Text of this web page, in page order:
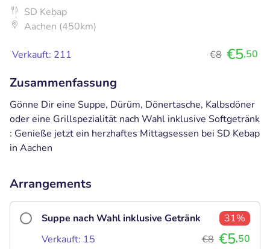
SD Kebap
Aachen (450km)
Verkauft: 211 €8 €5,50
Zusammenfassung
Gönne Dir eine Suppe, Dürüm, Dönertasche, Kalbsdöner
oder eine Grillspezialität nach Wahl inklusive Softgetränk
: Genieße jetzt ein herzhaftes Mittagsessen bei SD Kebap
in Aachen
Arrangements
Suppe nach Wahl inklusive Getränk
31%
Verkauft: 15
€8 €5,50